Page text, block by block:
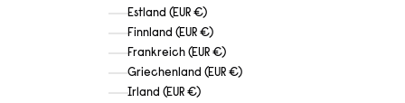
Estland (EUR €)
Finnland (EUR €)
Frankreich (EUR €)
Griechenland (EUR €)
Irland (EUR €)